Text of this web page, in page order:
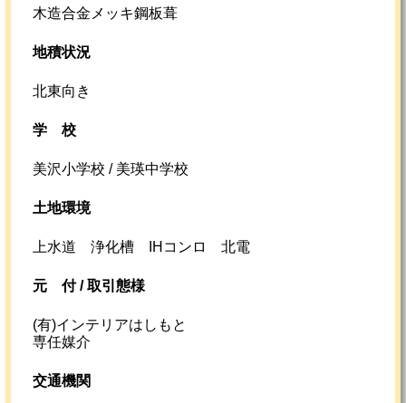
木造合金メッキ鋼板葺
地積状況
北東向き
学校
美沢小学校 / 美瑛中学校
土地環境
上水道 浄化槽 IHコンロ 北電
元 付 /取引態様
(有)インテリアはしもと
専任媒介
交通機関